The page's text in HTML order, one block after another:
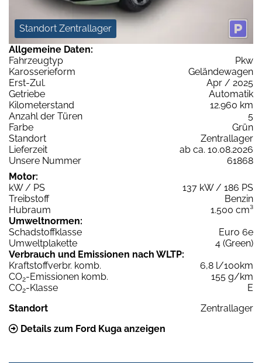
Standort Zentrallager
Allgemeine Daten:
Fahrzeugtyp
Pkw
Karosserieform
Geländewagen
Erst-Zul.
Apr / 2025
Getriebe
Automatik
Kilometerstand
12.960 km
Anzahl der Türen
5
Farbe
Grün
Standort
Zentrallager
Lieferzeit
ab ca. 10.08.2026
Unsere Nummer
61868
Motor:
kW / PS
137 kW / 186 PS
Treibstoff
Benzin
Hubraum
1.500 cm³
Umweltnormen:
Schadstoffklasse
Euro 6e
Umweltplakette
4 (Green)
Verbrauch und Emissionen nach WLTP:
Kraftstoffverbr. komb.
6,8 l/100km
CO2-Emissionen komb.
155 g/km
CO2-Klasse
E
Standort
Zentrallager
Details zum Ford Kuga anzeigen